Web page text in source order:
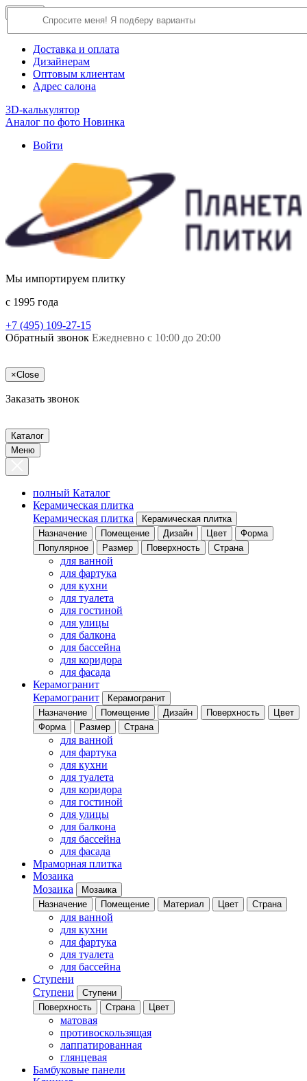
О компании
Доставка и оплата
Дизайнерам
Оптовым клиентам
Адрес салона
3D-калькулятор
Аналог по фото Новинка
Войти
Мы импортируем плитку
c 1995 года
+7 (495) 109-27-15
Обратный звонок Ежедневно с 10:00 до 20:00
×Close
Заказать звонок
Каталог
Меню
полный Каталог
Керамическая плитка
Керамическая плитка
Керамическая плитка
Назначение
Помещение Дизайн Цвет
Форма
Популярное
Размер Поверхность Страна
для ванной
для фартука
для кухни
для туалета
для гостиной
для улицы
для балкона
для бассейна
для коридора
для фасада
Керамогранит
Керамогранит
Керамогранит
Назначение
Помещение Дизайн Поверхность
Цвет
Форма
Размер Страна
для ванной
для фартука
для кухни
для туалета
для коридора
для гостиной
для улицы
для балкона
для бассейна
для фасада
Мраморная плитка
Мозаика
Мозаика
Мозаика
Назначение
Помещение Материал Цвет Страна
для ванной
для кухни
для фартука
для туалета
для бассейна
Ступени
Ступени
Ступени
Поверхность
Страна Цвет
матовая
противоскользящая
лаппатированная
глянцевая
Бамбуковые панели